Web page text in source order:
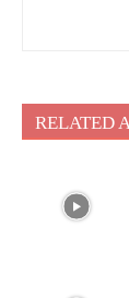
RELATED